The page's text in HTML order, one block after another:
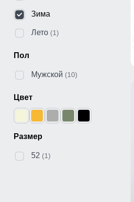
Зима
Лето (1)
Пол
Мужской (10)
Цвет
Размер
52 (1)